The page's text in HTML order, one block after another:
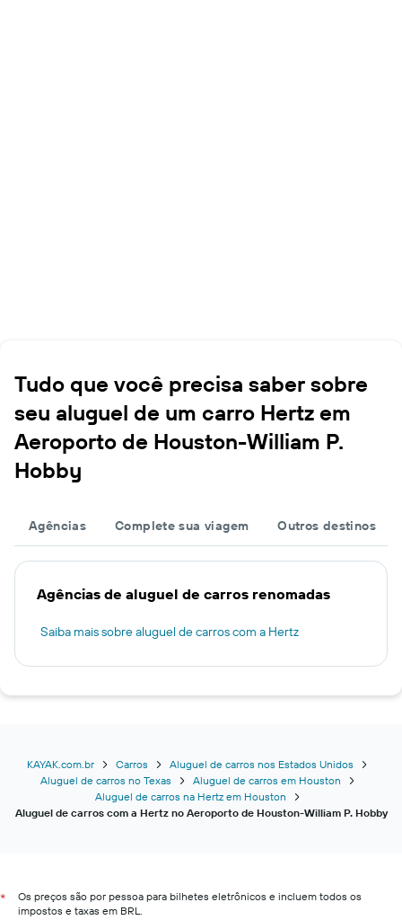
Tudo que você precisa saber sobre
seu aluguel de um carro Hertz em
Aeroporto de Houston-William P.
Hobby
Agências Complete sua viagem Outros destinos
Agências de aluguel de carros renomadas
Saiba mais sobre aluguel de carros com a Hertz
KAYAK.com.br Carros
Aluguel de carros nos Estados Unidos
Aluguel de carros no Texas
Aluguel de carros em Houston
Aluguel de carros na Hertz em Houston
Aluguel de carros com a Hertz no Aeroporto de Houston-William P. Hobby
*
Os preços são por pessoa para bilhetes eletrônicos e incluem todos os
impostos e taxas em BRL.